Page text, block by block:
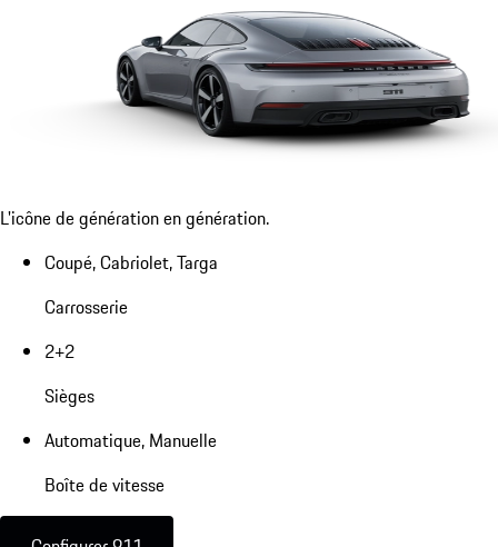
L'icône de génération en génération.
Coupé, Cabriolet, Targa
Carrosserie
2+2
Sièges
Automatique, Manuelle
Boîte de vitesse